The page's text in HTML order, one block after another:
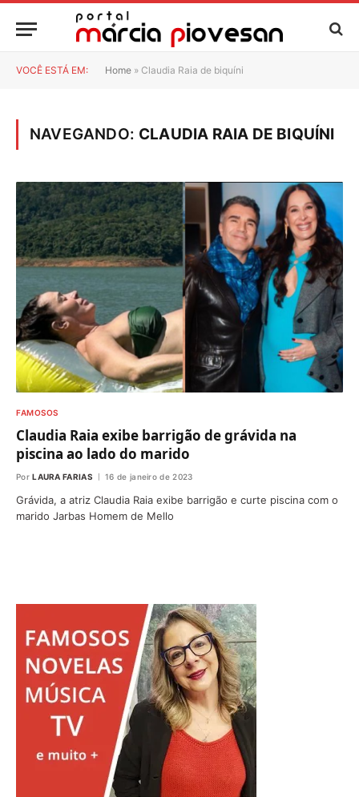
VOCÊ ESTÁ EM: Home » Claudia Raia de biquíni
NAVEGANDO: CLAUDIA RAIA DE BIQUÍNI
FAMOSOS
Claudia Raia exibe barrigão de grávida na
piscina ao lado do marido
Por LAURA FARIAS 16 de janeiro de 2023
Grávida, a atriz Claudia Raia exibe barrigão e curte piscina com o
marido Jarbas Homem de Mello